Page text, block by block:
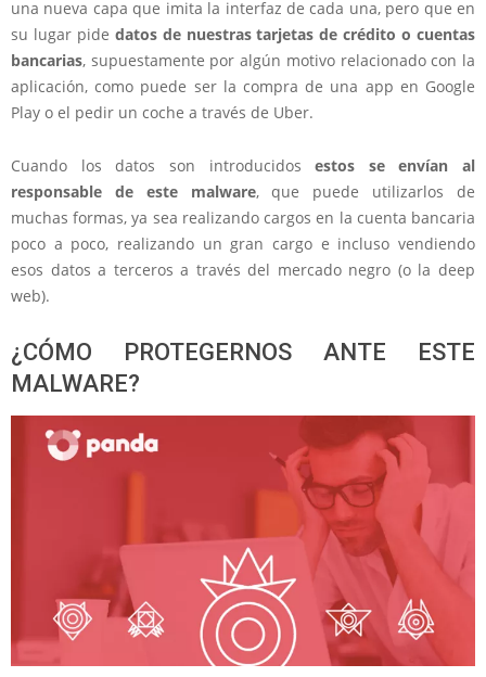
una nueva capa que imita la interfaz de cada una, pero que en
su lugar pide datos de nuestras tarjetas de crédito o cuentas
bancarias, supuestamente por algún motivo relacionado con la
aplicación, como puede ser la compra de una app en Google
Play o el pedir un coche a través de Uber.
Cuando los datos son introducidosestos se envían al
responsable de este malware, que puede utilizarlos de
muchas formas, ya sea realizando cargos en la cuenta bancaria
poco a poco, realizando un gran cargo e incluso vendiendo
esos datos a terceros a través del mercado negro (o la deep
web).
¿CÓMO PROTEGERNOS ANTE ESTE
MALWARE?